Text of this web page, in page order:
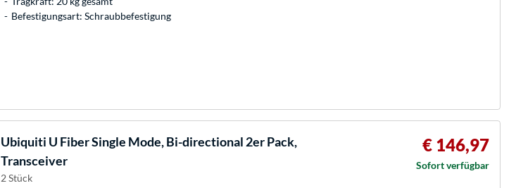
Befestigungsart: Schraubbefestigung
Ubiquiti U Fiber Single Mode, Bi-directional 2er Pack,
Transceiver
2 Stück
€ 146,97
Sofort verfügbar